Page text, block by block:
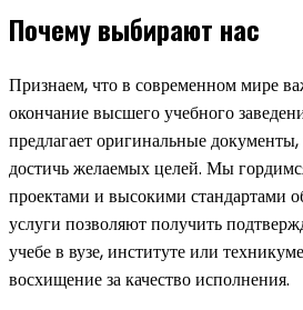
Почему выбирают нас
Признаем, что в современном мире
окончание высшего учебного
предлагает оригинальные
достичь желаемых целей. Мы
проектами и высокими стандартами
услуги позволяют получить
учебе в вузе, институте или
восхищение за качество исполнения.